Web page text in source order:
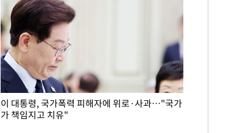
이 대통령, 국가폭력 피해자에 위로·사과…"국가
가 책임지고 치유"